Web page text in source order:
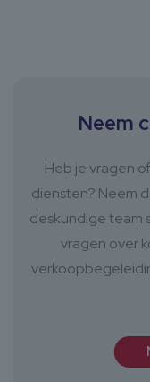
Neem
Heb je vragen
diensten? Neem
deskundige team
vragen over